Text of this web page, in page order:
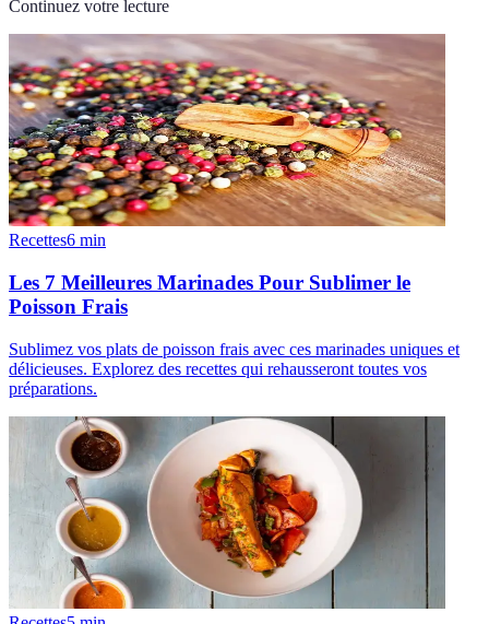
Continuez votre lecture
Recettes6 min
Les 7 Meilleures Marinades Pour Sublimer le
Poisson Frais
Sublimez vos plats de poisson frais avec ces marinades uniques et
délicieuses. Explorez des recettes qui rehausseront toutes vos
préparations.